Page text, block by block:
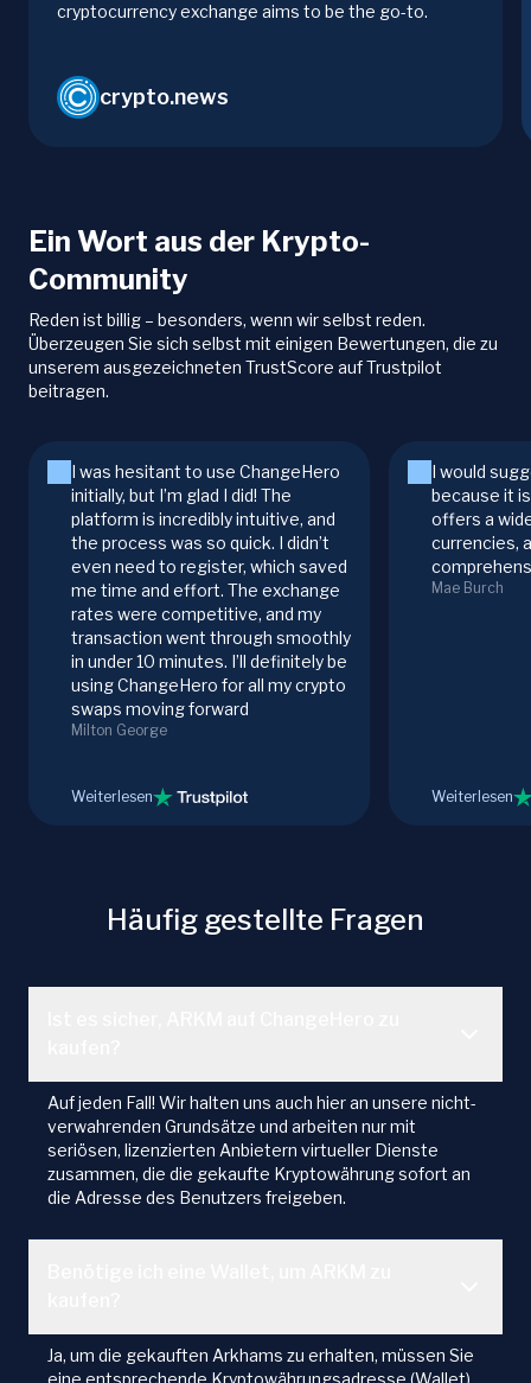
cryptocurrency exchange aims to be the go-to.
crypto.news
Ein Wort aus der Krypto-
Community
Reden ist billig – besonders, wenn wir selbst reden.
Überzeugen Sie sich selbst mit einigen Bewertungen, die zu
unserem ausgezeichneten TrustScore auf Trustpilot
beitragen.
I was hesitant to use ChangeHero
initially, but I’m glad I did! The
platform is incredibly intuitive, and
the process was so quick. I didn’t
even need to register, which saved
me time and effort. The exchange
rates were competitive, and my
transaction went through smoothly
in under 10 minutes. I’ll definitely be
using ChangeHero for all my crypto
swaps moving forward
Milton George
Weiterlesen
I would
because it
offers a
currencies,
Mae Burch
Weiterlesen
Häufig gestellte Fragen
Auf jeden Fall! Wir halten uns auch hier an unsere nicht-
verwahrenden Grundsätze und arbeiten nur mit
seriösen, lizenzierten Anbietern virtueller Dienste
zusammen, die die gekaufte Kryptowährung sofort an
die Adresse des Benutzers freigeben.
Ja, um die gekauften Arkhams zu erhalten, müssen Sie